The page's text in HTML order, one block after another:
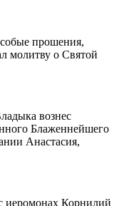
прошения,
молитву о Святой
вознес
Блаженнейшего
Анастасия,
иеромонах Корнилий